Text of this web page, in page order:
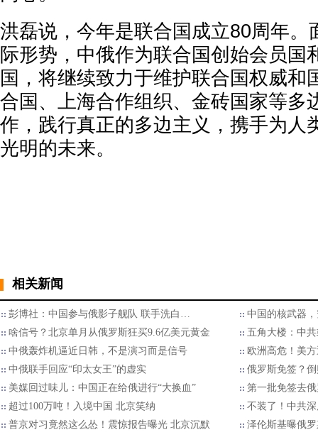
洪磊说，今年是联合国成立80周年。
际形势，中俄作为联合国创始会员国
国，将继续致力于维护联合国权威和
合国、上海合作组织、金砖国家等多
作，践行真正的多边主义，携手为人
光明的未来。
相关新闻
彭博社：中国参与俄影子舰队 联手洗白…
中国的核武器
啥信号？北京单月从俄罗斯狂买9.6亿美元黄金
五角大楼：中
中俄轰炸机逼近日韩，不是演习而是信号
欧洲高危！美
中俄联手回应“印太女王”的虚实
俄罗斯免签？
美媒回过味儿：中国正在给俄进行“大换血”
第一批免签去
超过100万吨！入境中国 北京笑纳
不装了！中共
普京对习竟然这么怂！震惊报告曝光 北京沉默
泽伦斯基曝俄